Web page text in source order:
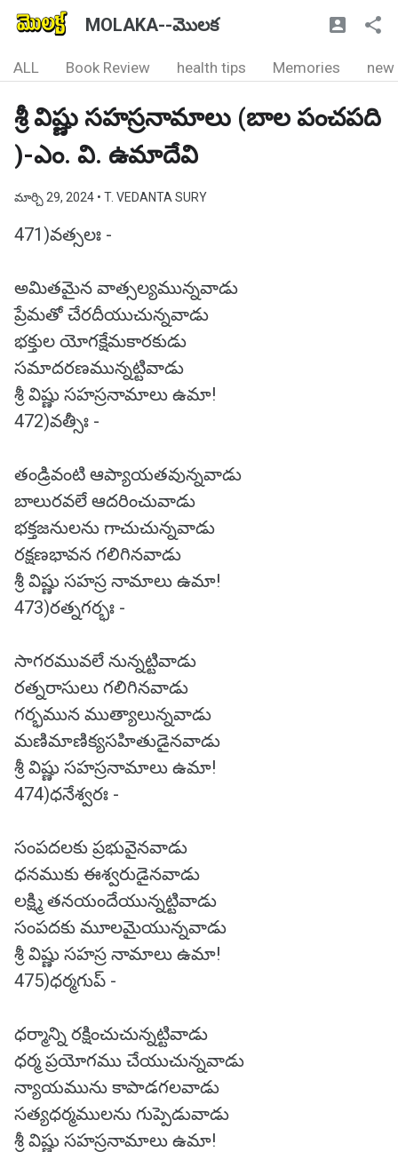
MOLAKA--మొలక
ALL Book Review health tips Memories new
శ్రీ విష్ణు సహస్రనామాలు (బాల పంచపది
)-ఎం. వి. ఉమాదేవి
మార్చి 29, 2024 • T. VEDANTA SURY
471)వత్సలః -
అమితమైన వాత్సల్యమున్నవాడు
ప్రేమతో చేరదీయుచున్నవాడు
భక్తుల యోగక్షేమకారకుడు
సమాదరణమున్నట్టివాడు
శ్రీ విష్ణు సహస్రనామాలు ఉమా!
472)వత్సీః -
తండ్రివంటి ఆప్యాయతవున్నవాడు
బాలురవలే ఆదరించువాడు
భక్తజనులను గాచుచున్నవాడు
రక్షణభావన గలిగినవాడు
శ్రీ విష్ణు సహస్ర నామాలు ఉమా!
473)రత్నగర్భః -
సాగరమువలే నున్నట్టివాడు
రత్నరాసులు గలిగినవాడు
గర్భమున ముత్యాలున్నవాడు
మణిమాణిక్యసహితుడైనవాడు
శ్రీ విష్ణు సహస్రనామాలు ఉమా!
474)ధనేశ్వరః -
సంపదలకు ప్రభువైనవాడు
ధనముకు ఈశ్వరుడైనవాడు
లక్ష్మి తనయందేయున్నట్టివాడు
సంపదకు మూలమైయున్నవాడు
శ్రీ విష్ణు సహస్ర నామాలు ఉమా!
475)ధర్మగుప్ -
ధర్మాన్ని రక్షించుచున్నట్టివాడు
ధర్మ ప్రయోగము చేయుచున్నవాడు
న్యాయమును కాపాడగలవాడు
సత్యధర్మములను గుప్పెడువాడు
శ్రీ విష్ణు సహస్రనామాలు ఉమా!